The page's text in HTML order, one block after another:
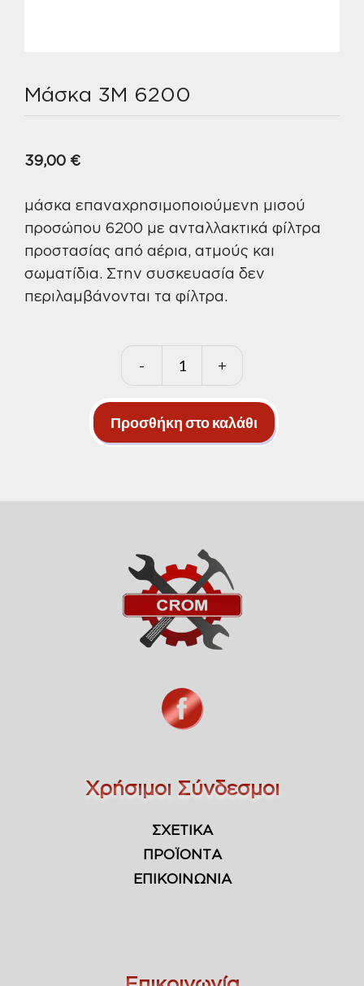
Μάσκα 3M 6200
39,00 €
μάσκα επαναχρησιμοποιούμενη μισού
προσώπου 6200 με ανταλλακτικά φίλτρα
προστασίας από αέρια, ατμούς και
σωματίδια. Στην συσκευασία δεν
περιλαμβάνονται τα φίλτρα.
-
Μάσκα
3M
6200
ποσότητα
+
Προσθήκη στο καλάθι
Χρήσιμοι Σύνδεσμοι
ΣΧΕΤΙΚΑ
ΠΡΟΪΟΝΤΑ
ΕΠΙΚΟΙΝΩΝΙΑ